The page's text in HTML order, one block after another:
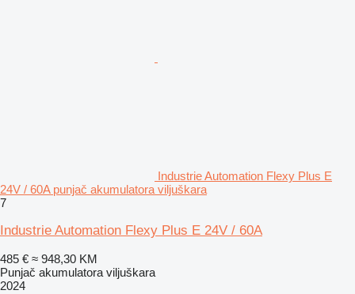
Industrie Automation Flexy Plus E
24V / 60A punjač akumulatora viljuškara
7
Industrie Automation Flexy Plus E 24V / 60A
485 € ≈ 948,30 KM
Punjač akumulatora viljuškara
2024